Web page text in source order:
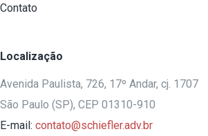
Contato
Localização
Avenida Paulista, 726, 17º Andar, cj. 1707
São Paulo (SP), CEP 01310-910
E-mail: contato@schiefler.adv.br